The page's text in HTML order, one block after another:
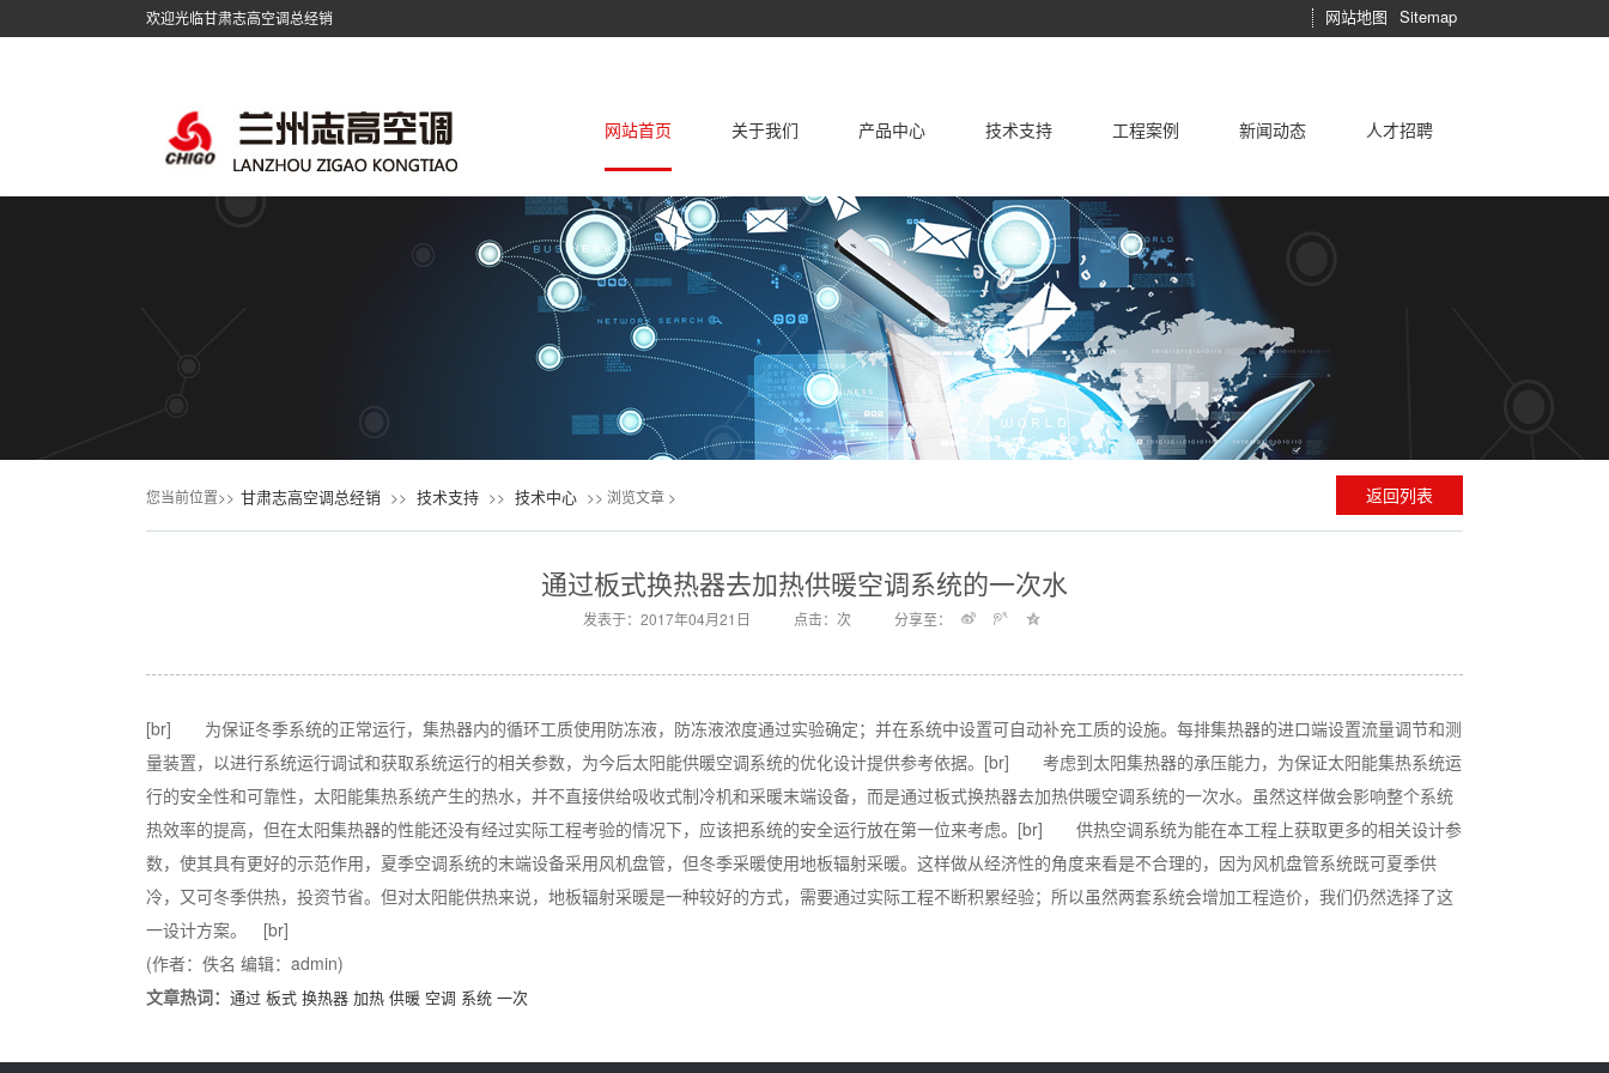
欢迎光临甘肃志高空调总经销 网站地图 Sitemap
网站首页 关于我们
关于我们 企业荣誉证书 产品国际认证 售后服务承诺 志高空调的优势 志高企业简介
联系我们
产品中心
家用空调 中央空调 制冷设备 相关产品
技术支持
解决方案 施工技术 常见问题 技术中心 运行维护
产品服务 学术论坛
工程案例
工程案例
新闻动态
行业新闻 市场资讯 公司动态
人才招聘
返回列表
您当前位置>> 甘肃志高空调总经销 >> 技术支持 >> 技术中心 >> 浏览文章 >
通过板式换热器去加热供暖空调系统的一次水
发表于：2017年04月21日 点击： 次 分享至：
[br] 为保证冬季系统的正常运行，集热器内的循环工质使用防冻液，防冻液浓度通过实验确定；并在系统中设置可自动补充工质的设施。每排集热器的进口端设置流量调节和测
量装置，以进行系统运行调试和获取系统运行的相关参数，为今后太阳能供暖空调系统的优化设计提供参考依据。[br] 考虑到太阳集热器的承压能力，为保证太阳能集热系统运
行的安全性和可靠性，太阳能集热系统产生的热水，并不直接供给吸收式制冷机和采暖末端设备，而是通过板式换热器去加热供暖空调系统的一次水。虽然这样做会影响整个系统
热效率的提高，但在太阳集热器的性能还没有经过实际工程考验的情况下，应该把系统的安全运行放在第一位来考虑。[br] 供热空调系统为能在本工程上获取更多的相关设计参
数，使其具有更好的示范作用，夏季空调系统的末端设备采用风机盘管，但冬季采暖使用地板辐射采暖。这样做从经济性的角度来看是不合理的，因为风机盘管系统既可夏季供
冷，又可冬季供热，投资节省。但对太阳能供热来说，地板辐射采暖是一种较好的方式，需要通过实际工程不断积累经验；所以虽然两套系统会增加工程造价，我们仍然选择了这
一设计方案。 [br]
(作者：佚名 编辑：admin)
文章热词： 通过 板式 换热器 加热 供暖 空调 系统 一次